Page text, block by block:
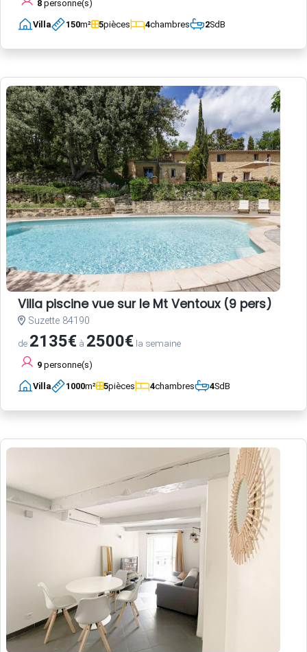
8 personne(s)
Villa 150m² 5pièces 4chambres 2SdB
Villa piscine vue sur le Mt Ventoux (9 pers)
Suzette 84190
de 2135€ à 2500€ la semaine
9 personne(s)
Villa 1000m² 5pièces 4chambres 4SdB